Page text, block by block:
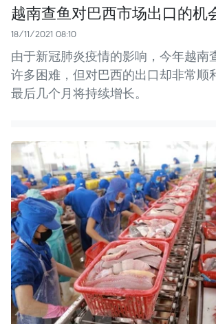
越南查鱼对巴西市场出口的机
18/11/2021 08:10
由于新冠肺炎疫情的影响，今年越南
许多困难，但对巴西的出口却非常顺
最后几个月将持续增长。